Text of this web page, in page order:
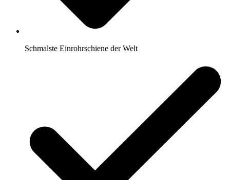
Schmalste Einrohrschiene der Welt